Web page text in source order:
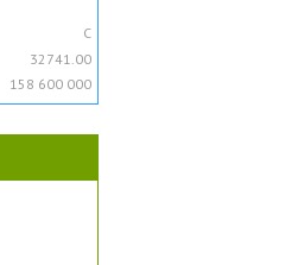
C
32741.00
158 600 000